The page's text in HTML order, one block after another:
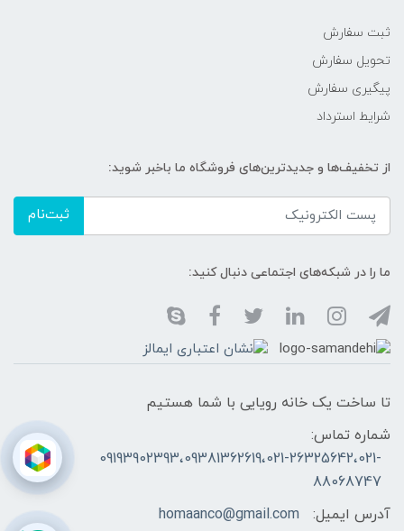
ثبت سفارش
تحویل سفارش
پیگیری سفارش
شرایط استرداد
از تخفیف‌ها و جدیدترین‌های فروشگاه ما باخبر شوید:
ثبت‌نام
ما را در شبکه‌های اجتماعی دنبال کنید:
تا ساخت یک خانه رویایی با شما هستیم
شماره تماس:
09193902393،09381362619،021-26325642،021-
88068747
آدرس ایمیل:
homaanco@gmail.com